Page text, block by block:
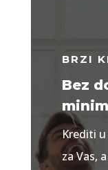
BRZI
Bez
Krediti
za Vas,